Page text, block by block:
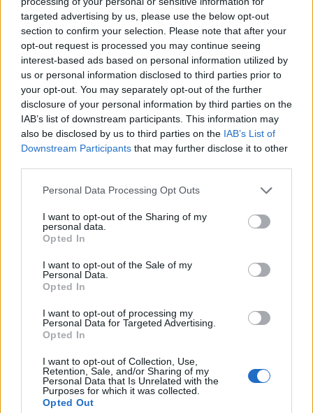
targeted advertising by us, please use the below opt-out
section to confirm your selection. Please note that after your
opt-out request is processed you may continue seeing
interest-based ads based on personal information utilized by
us or personal information disclosed to third parties prior to
your opt-out. You may separately opt-out of the further
disclosure of your personal information by third parties on the
IAB’s list of downstream participants. This information may
also be disclosed by us to third parties on the IAB’s List of
Downstream Participants that may further disclose it to other
Please note that this website/app uses one or more Google
not limited to your visit or usage behaviour. You may click to
grant or deny consent to Google and its third-party tags to
use your data for below specified purposes in below Google
consent section.
Personal Data Processing Opt Outs
I want to opt-out of the Sharing of my
personal data.
Opted In
I want to opt-out of the Sale of my
Personal Data.
Opted In
I want to opt-out of processing my
Personal Data for Targeted Advertising.
Opted In
I want to opt-out of Collection, Use,
Retention, Sale, and/or Sharing of my
Personal Data that Is Unrelated with the
Purposes for which it was collected.
Opted Out
és Agnes Varda a dokumentumfilmes
részlegbe kapott meghívást, addig Margaret
Ménégoz (Szerelem, A fehér szalag, Európa,
Európa) a producerek szekciójába, Julie
Delphy pedig a forgatókönyvírók közé került
be. Utóbbi csoport Sarah Polley, Lena
Dunham, Jeff Nichols és Christ Terrio nevével
is bővült.
Prince a zenei tagozat soraiba került be.
jelenti, hogy a művészek szavazhatnak az
Oscar-díjak jelöltjeire. Az elismerést jövőre
március 2-án adják ki.
A testület több mint hatezer tagot számlál.
Forrás: Hirado.hu
USA Film Hollywood Jennifer Lopez Színészek